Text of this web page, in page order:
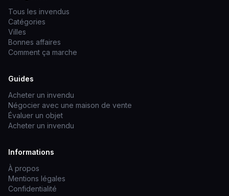
Tous les invendus
Catégories
Villes
Bonnes affaires
Comment ça marche
Guides
Acheter un invendu
Négocier avec une maison de vente
Évaluer un objet
Acheter un invendu
Informations
À propos
Mentions légales
Confidentialité